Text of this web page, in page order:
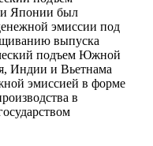
Японии был
эмиссии под
выпуска
подъем Южной
Индии и Вьетнама
эмиссией в форме
в